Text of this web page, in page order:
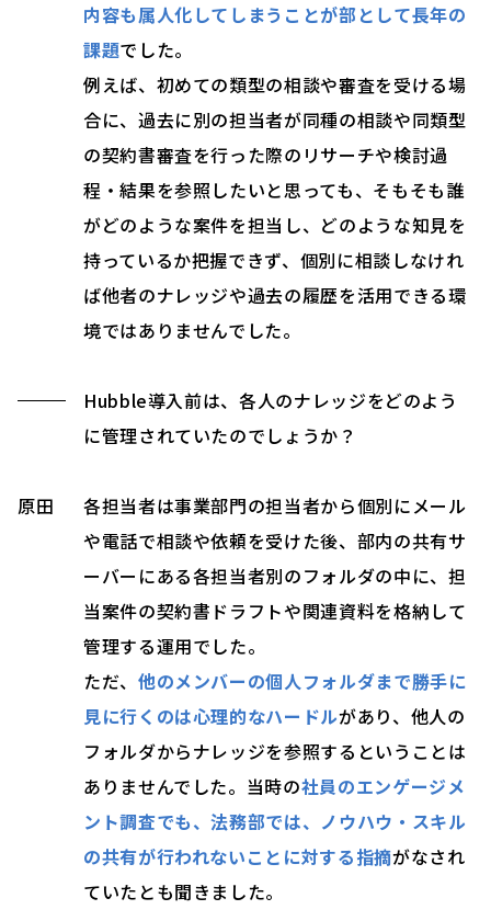
内容も属人化してしまうことが部として長年の
課題でした。
例えば、初めての類型の相談や審査を受ける場
合に、過去に別の担当者が同種の相談や同類型
の契約書審査を行った際のリサーチや検討過
程・結果を参照したいと思っても、そもそも誰
がどのような案件を担当し、どのような知見を
持っているか把握できず、個別に相談しなけれ
ば他者のナレッジや過去の履歴を活用できる環
境ではありませんでした。
Hubble導入前は、各人のナレッジをどのよう
に管理されていたのでしょうか？
原田
各担当者は事業部門の担当者から個別にメール
や電話で相談や依頼を受けた後、部内の共有サ
ーバーにある各担当者別のフォルダの中に、担
当案件の契約書ドラフトや関連資料を格納して
管理する運用でした。
ただ、 他のメンバーの個人フォルダまで勝手に
見に行くのは心理的なハードルがあり、他人の
フォルダからナレッジを参照するということは
ありませんでした。当時の社員のエンゲージメ
ント調査でも、法務部では、ノウハウ・スキル
の共有が行われないことに対する指摘がなされ
ていたとも聞きました。